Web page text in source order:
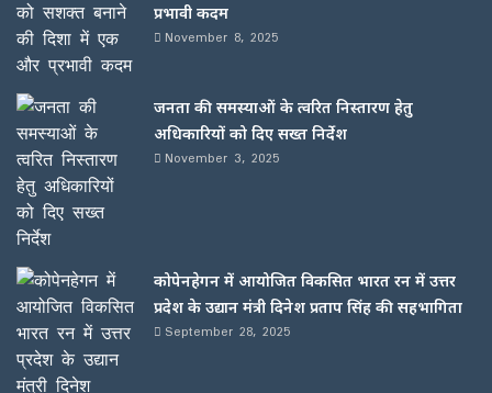
प्रभावी कदम
November 8, 2025
जनता की समस्याओं के त्वरित निस्तारण हेतु
अधिकारियों को दिए सख्त निर्देश
November 3, 2025
कोपेनहेगन में आयोजित विकसित भारत रन में उत्तर
प्रदेश के उद्यान मंत्री दिनेश प्रताप सिंह की सहभागिता
September 28, 2025